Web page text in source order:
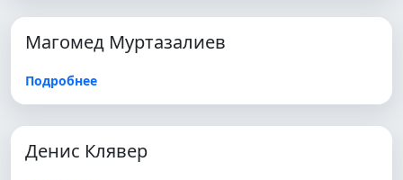
Магомед Муртазалиев
Подробнее
Денис Клявер